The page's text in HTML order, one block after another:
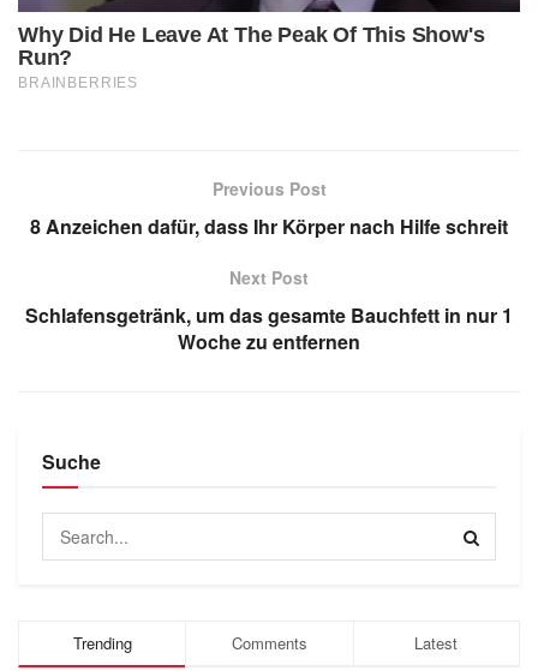
Previous Post
8 Anzeichen dafür, dass Ihr Körper nach Hilfe schreit
Next Post
Schlafensgetränk, um das gesamte Bauchfett in nur 1
Woche zu entfernen
Suche
Trending Comments Latest